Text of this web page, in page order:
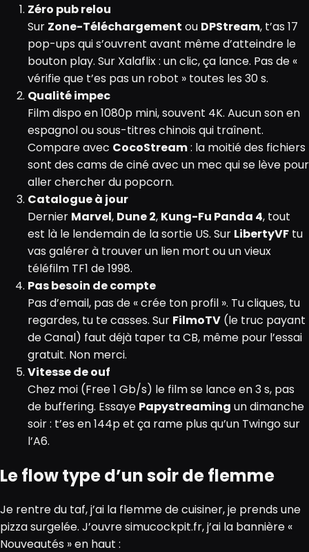
Zéro pub relou
Sur Zone-Téléchargement ou DPStream, t’as 17
pop-ups qui s’ouvrent avant même d’atteindre le
bouton play. Sur Xalaflix : un clic, ça lance. Pas de «
vérifie que t’es pas un robot » toutes les 30 s.
Qualité impec
Film dispo en 1080p mini, souvent 4K. Aucun son en
espagnol ou sous-titres chinois qui traînent.
Compare avec CocoStream: la moitié des fichiers
sont des cams de ciné avec un mec qui se lève pour
aller chercher du popcorn.
Catalogue à jour
Dernier Marvel, Dune 2, Kung-Fu Panda 4, tout
est là le lendemain de la sortie US. Sur LibertyVF tu
vas galérer à trouver un lien mort ou un vieux
téléfilm TF1 de 1998.
Pas besoin de compte
Pas d’email, pas de « crée ton profil ». Tu cliques, tu
regardes, tu te casses. Sur FilmoTV (le truc payant
de Canal) faut déjà taper ta CB, même pour l’essai
gratuit. Non merci.
Vitesse de ouf
Chez moi (Free 1 Gb/s) le film se lance en 3 s, pas
de buffering. Essaye Papystreaming un dimanche
soir : t’es en 144p et ça rame plus qu’un Twingo sur
l’A6.
Le flow type d’un soir de flemme
Je rentre du taf, j’ai la flemme de cuisiner, je prends une
pizza surgelée. J’ouvre simucockpit.fr, j’ai la bannière «
Nouveautés » en haut :